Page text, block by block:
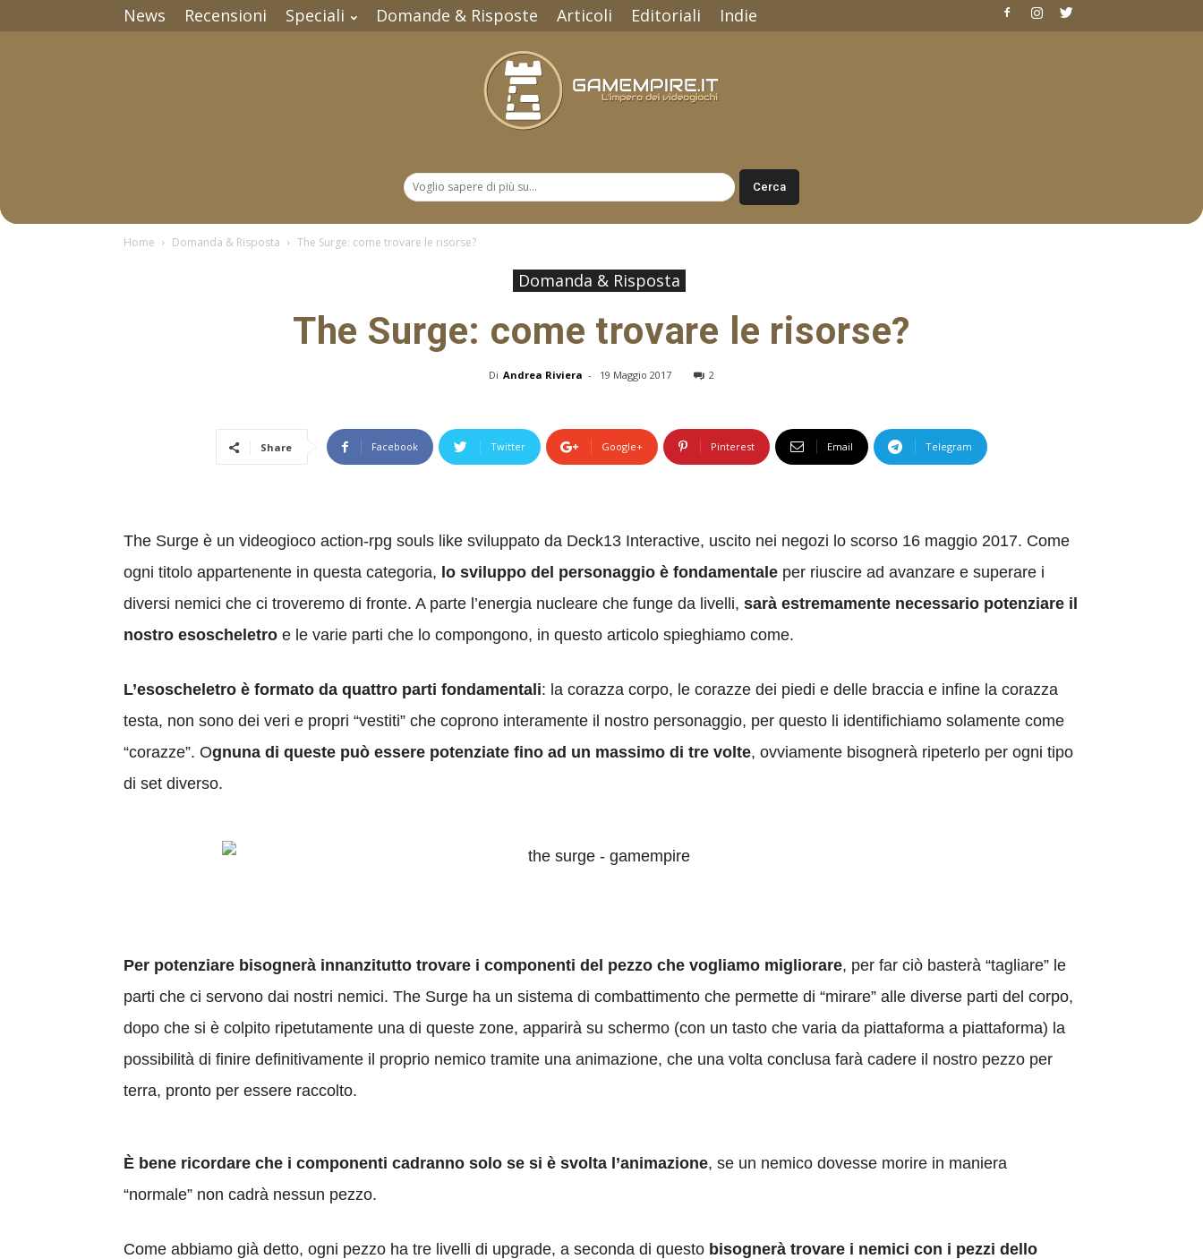
News Recensioni Speciali Domande & Risposte Articoli Editoriali Indie
Home Domanda & Risposta The Surge: come trovare le risorse?
Domanda & Risposta
The Surge: come trovare le risorse?
Di Andrea Riviera - 19 Maggio 2017 2
Share Facebook Twitter Google+ Pinterest Email Telegram
The Surge è un videogioco action-rpg souls like sviluppato da Deck13 Interactive, uscito nei negozi lo scorso 16 maggio 2017. Come
ogni titolo appartenente in questa categoria, lo sviluppo del personaggio è fondamentale per riuscire ad avanzare e superare i
diversi nemici che ci troveremo di fronte. A parte l’energia nucleare che funge da livelli, sarà estremamente necessario potenziare il
nostro esoscheletro e le varie parti che lo compongono, in questo articolo spieghiamo come.
L’esoscheletro è formato da quattro parti fondamentali: la corazza corpo, le corazze dei piedi e delle braccia e infine la corazza
testa, non sono dei veri e propri “vestiti” che coprono interamente il nostro personaggio, per questo li identifichiamo solamente come
“corazze”. Ognuna di queste può essere potenziate fino ad un massimo di tre volte, ovviamente bisognerà ripeterlo per ogni tipo
di set diverso.
Per potenziare bisognerà innanzitutto trovare i componenti del pezzo che vogliamo migliorare, per far ciò basterà “tagliare” le
parti che ci servono dai nostri nemici. The Surge ha un sistema di combattimento che permette di “mirare” alle diverse parti del corpo,
dopo che si è colpito ripetutamente una di queste zone, apparirà su schermo (con un tasto che varia da piattaforma a piattaforma) la
possibilità di finire definitivamente il proprio nemico tramite una animazione, che una volta conclusa farà cadere il nostro pezzo per
terra, pronto per essere raccolto.
È bene ricordare che i componenti cadranno solo se si è svolta l’animazione, se un nemico dovesse morire in maniera
“normale” non cadrà nessun pezzo.
Come abbiamo già detto, ogni pezzo ha tre livelli di upgrade, a seconda di questo bisognerà trovare i nemici con i pezzi dello